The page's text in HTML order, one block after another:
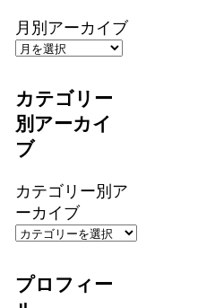
月別アーカイブ
カテゴリー
別アーカイ
ブ
カテゴリー別ア
ーカイブ
プロフィー